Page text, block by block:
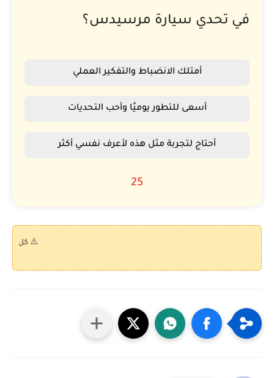
في تحدي سيارة مرسيدس؟
أمتلك الانضباط والتفكير العملي
أسعى للتطور يوميًا وأحب التحديات
أحتاج لتجربة مثل هذه لأعرف نفسي أكثر
25
⚠️ كل